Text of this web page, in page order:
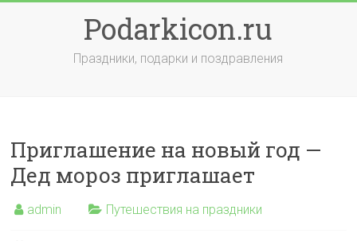
Podarkicon.ru
Праздники, подарки и поздравления
Приглашение на новый год —
Дед мороз приглашает
admin Путешествия на праздники